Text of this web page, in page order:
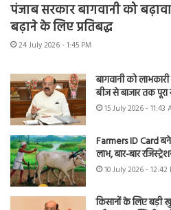
पंजाब सरकार बागवानी को
बढ़ाने के लिए प्रतिबद्ध
24 July 2026 - 1:45 PM
बागवानी को
बीज से बाजार तक पूरा
15 July 2026 - 11:43
Farmers ID Card
लाभ, बार-बार
10 July 2026 - 12:42
किसानों के लिए बड़ी